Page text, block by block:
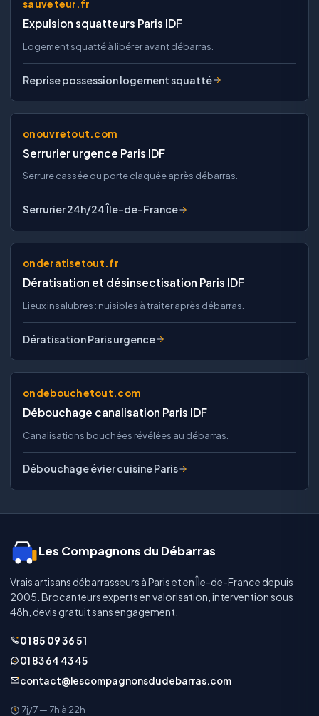
sauveteur.fr
Expulsion squatteurs Paris IDF
Logement squatté à libérer avant débarras.
Reprise possession logement squatté
onouvretout.com
Serrurier urgence Paris IDF
Serrure cassée ou porte claquée après débarras.
Serrurier 24h/24 Île-de-France
onderatisetout.fr
Dératisation et désinsectisation Paris IDF
Lieux insalubres : nuisibles à traiter après débarras.
Dératisation Paris urgence
ondebouchetout.com
Débouchage canalisation Paris IDF
Canalisations bouchées révélées au débarras.
Débouchage évier cuisine Paris
Les Compagnons du Débarras
Vrais artisans débarrasseurs à Paris et en Île-de-France depuis
2005. Brocanteurs experts en valorisation, intervention sous
48h, devis gratuit sans engagement.
01 85 09 36 51
01 83 64 43 45
contact@lescompagnonsdudebarras.com
7j/7 — 7h à 22h